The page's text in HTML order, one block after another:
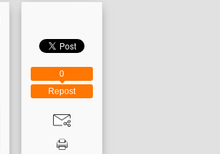
Repost
0